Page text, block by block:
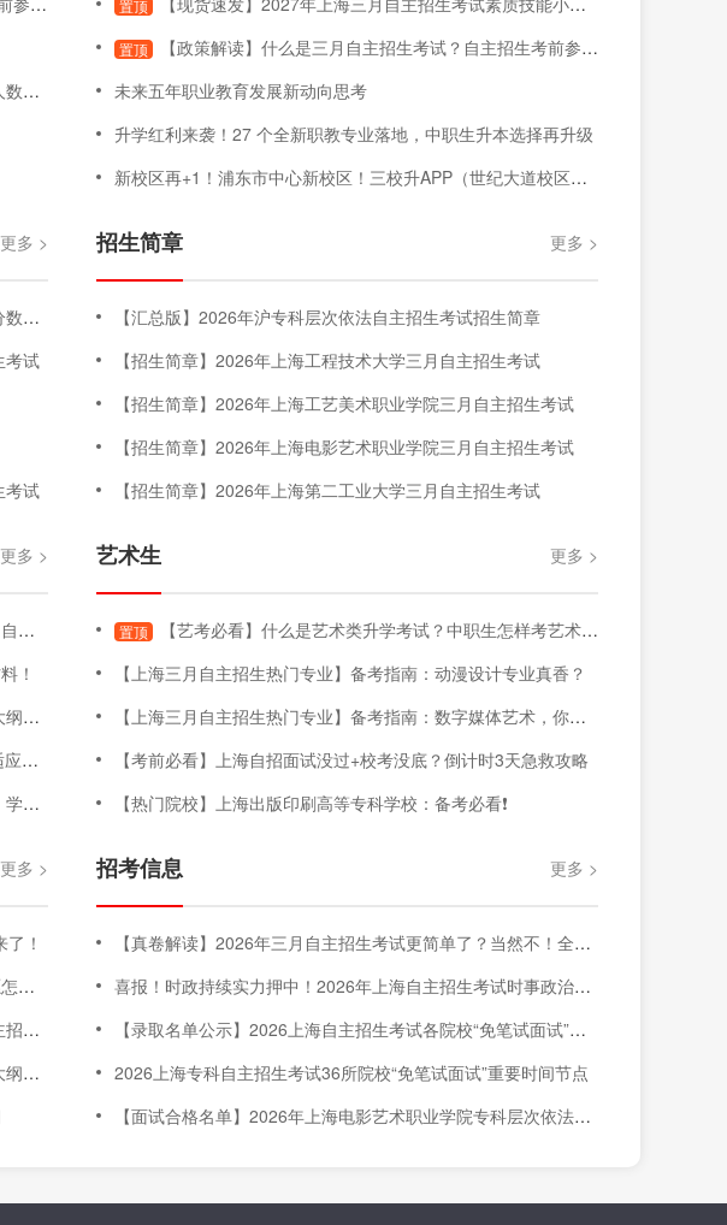
总
置顶
置顶
【政策解读】什么是三月自主招生考试？自主招生考前参考内容！
未来五年职业教育发展新动向思考
升学红利来袭！27 个全新职教专业落地，中职生升本选择再升级
新校区再+1！浦东市中心新校区！三校升APP（世纪大道校区）针对三校生全年级阶段课程暑期正式开课！
更多 >
）
考试
考试
招生简章 更多 >
【汇总版】2026年沪专科层次依法自主招生考试招生简章
【招生简章】2026年上海工程技术大学三月自主招生考试
【招生简章】2026年上海工艺美术职业学院三月自主招生考试
【招生简章】2026年上海电影艺术职业学院三月自主招生考试
【招生简章】2026年上海第二工业大学三月自主招生考试
更多 >
）
！
）
纲
总
艺术生 更多 >
置顶
【艺考必看】什么是艺术类升学考试？中职生怎样考艺术类大学？一篇讲透❗️
【上海三月自主招生热门专业】备考指南：动漫设计专业真香？
【上海三月自主招生热门专业】备考指南：数字媒体艺术，你准备好了吗？
【考前必看】上海自招面试没过+校考没底？倒计时3天急救攻略
【热门院校】上海出版印刷高等专科学校：备考必看❗
更多 >
！
💪
）
）
招考信息 更多 >
【真卷解读】2026年三月自主招生考试更简单了？当然不！全网首发三校生素质技能真卷解读来啦！
喜报！时政持续实力押中！2026年上海自主招生考试时事政治押题结果来啦！
【录取名单公示】2026上海自主招生考试各院校“免笔试面试”录取结果查询汇总
2026上海专科自主招生考试36所院校“免笔试面试”重要时间节点
【面试合格名单】2026年上海电影艺术职业学院专科层次依法自主招生 “免笔试面试”合格名单公示